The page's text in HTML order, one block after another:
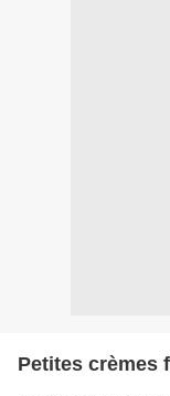
Petites crèmes